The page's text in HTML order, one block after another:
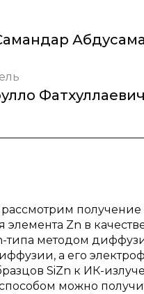
Фатхуллаевич
элемента Zn в
типа методом
а его
SiZn к ИК-
можно